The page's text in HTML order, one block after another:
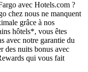
avec Hotels.com ?
chez nous ne manquent
grâce à nos
hôtels*, vous êtes
avec notre garantie du
des nuits bonus avec
qui vous fait